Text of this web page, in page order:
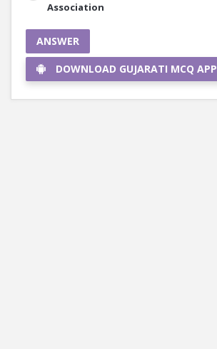
Association
ANSWER
DOWNLOAD GUJARATI MCQ APP